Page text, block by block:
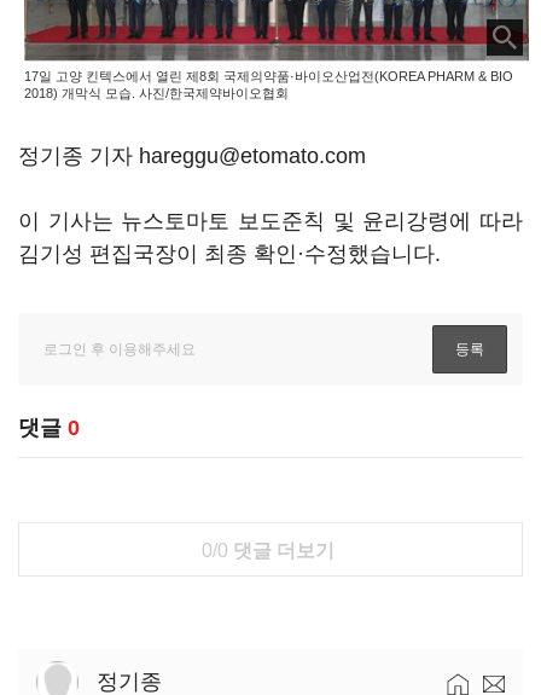
17일 고양 킨텍스에서 열린 제8회 국제의약품·바이오산업전(KOREA PHARM & BIO
2018) 개막식 모습. 사진/한국제약바이오협회
정기종 기자 hareggu@etomato.com
이 기사는 뉴스토마토 보도준칙 및 윤리강령에 따라
김기성 편집국장이 최종 확인·수정했습니다.
댓글 0
0/0 댓글 더보기
정기종